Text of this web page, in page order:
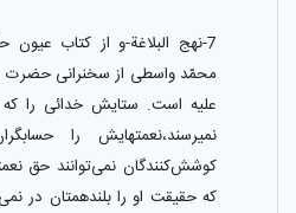
7-نهج البلاغة-و از كتاب
محمّد واسطى از سخنرانى حضرت
عليه است. ستايش خدائى را كه
نميرسند،نعمتهايش را
كوشش‌كنندگان نمى‌توانند حق
كه حقيقت او را بلندهمتان در